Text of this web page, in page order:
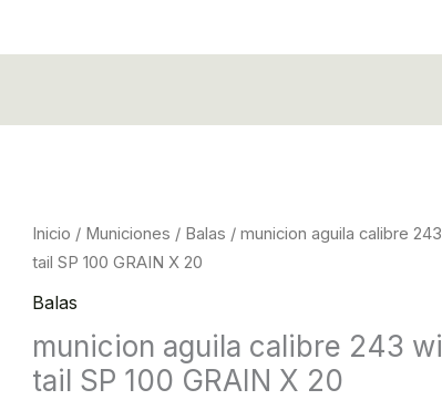
Inicio / Municiones / Balas / municion aguila calibre
tail SP 100 GRAIN X 20
Balas
municion aguila calibre 243
tail SP 100 GRAIN X 20